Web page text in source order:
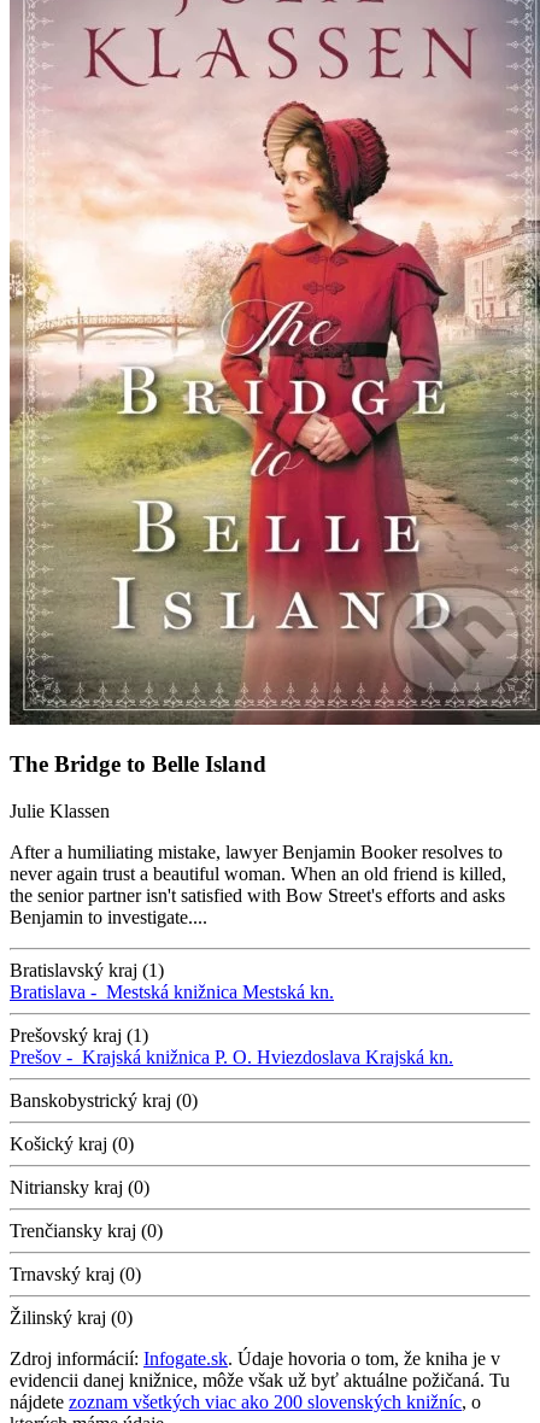
The Bridge to Belle Island
Julie Klassen
After a humiliating mistake, lawyer Benjamin Booker resolves to
never again trust a beautiful woman. When an old friend is killed,
the senior partner isn't satisfied with Bow Street's efforts and asks
Benjamin to investigate....
Bratislavský kraj (1)
Bratislava - Mestská knižnica Mestská kn.
Prešovský kraj (1)
Prešov - Krajská knižnica P. O. Hviezdoslava Krajská kn.
Banskobystrický kraj (0)
Košický kraj (0)
Nitriansky kraj (0)
Trenčiansky kraj (0)
Trnavský kraj (0)
Žilinský kraj (0)
Zdroj informácií: Infogate.sk. Údaje hovoria o tom, že kniha je v
evidencii danej knižnice, môže však už byť aktuálne požičaná. Tu
nájdete zoznam všetkých viac ako 200 slovenských knižníc, o